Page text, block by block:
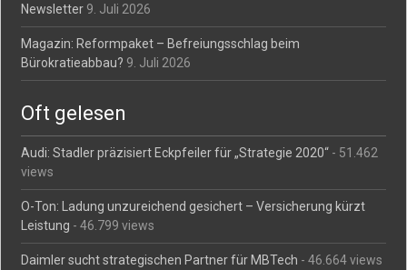
Newsletter 9. Juli 2026
Magazin: Reformpaket – Befreiungsschlag beim
Bürokratieabbau? 9. Juli 2026
Oft gelesen
Audi: Stadler präzisiert Eckpfeiler für „Strategie 2020“ - 51.462
views
O-Ton: Ladung unzureichend gesichert – Versicherung kürzt
Leistung - 46.799 views
Daimler sucht strategischen Partner für MBTech - 46.664 views